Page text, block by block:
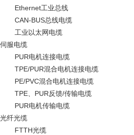
Ethernet工业总线
CAN-BUS总线电缆
工业以太网电缆
伺服电缆
PUR电机连接电缆
TPE/PUR混合电机连接电缆
PE/PVC混合电机连接电缆
TPE、PUR反馈/传输电缆
PUR电机传输电缆
光纤光缆
FTTH光缆